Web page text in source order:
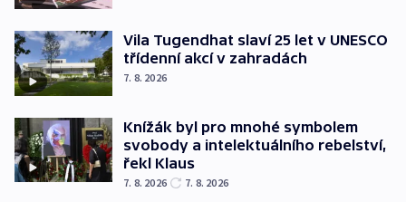
Vila Tugendhat slaví 25 let v UNESCO
třídenní akcí v zahradách
7. 8. 2026
Knížák byl pro mnohé symbolem
svobody a intelektuálního rebelství,
řekl Klaus
7. 8. 2026 7. 8. 2026